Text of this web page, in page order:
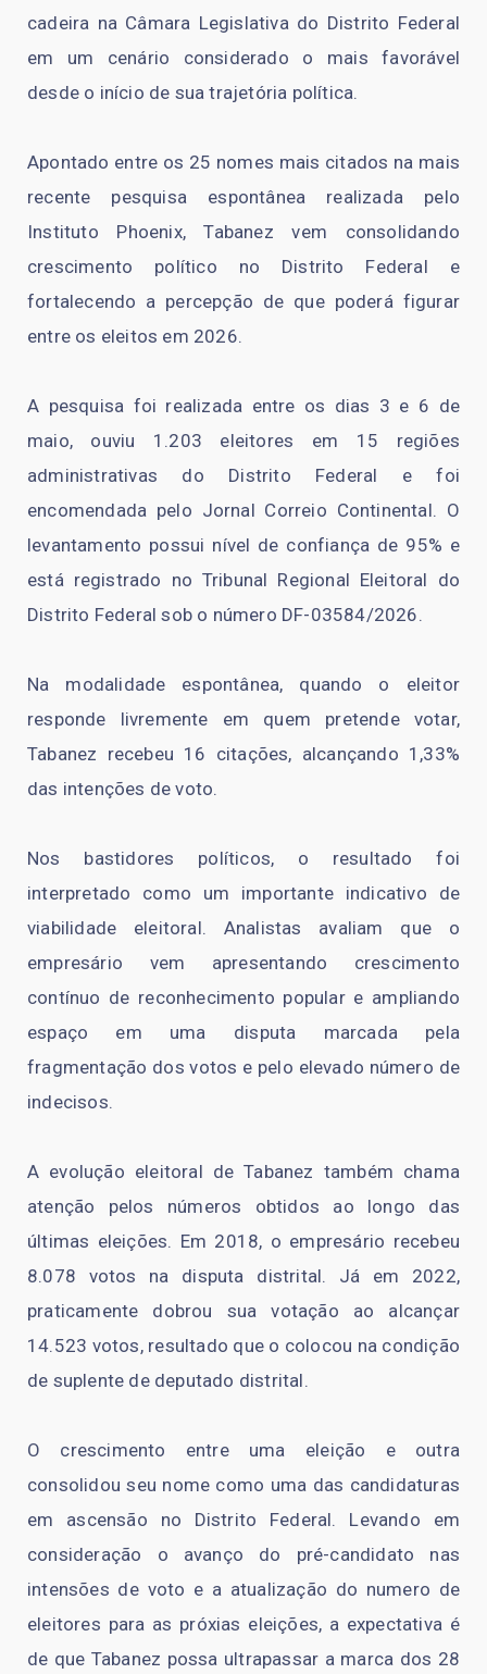
cadeira na Câmara Legislativa do Distrito Federal
em um cenário considerado o mais favorável
desde o início de sua trajetória política.
Apontado entre os 25 nomes mais citados na mais
recente pesquisa espontânea realizada pelo
Instituto Phoenix, Tabanez vem consolidando
crescimento político no Distrito Federal e
fortalecendo a percepção de que poderá figurar
entre os eleitos em 2026.
A pesquisa foi realizada entre os dias 3 e 6 de
maio, ouviu 1.203 eleitores em 15 regiões
administrativas do Distrito Federal e foi
encomendada pelo Jornal Correio Continental. O
levantamento possui nível de confiança de 95% e
está registrado no Tribunal Regional Eleitoral do
Distrito Federal sob o número DF-03584/2026.
Na modalidade espontânea, quando o eleitor
responde livremente em quem pretende votar,
Tabanez recebeu 16 citações, alcançando 1,33%
das intenções de voto.
Nos bastidores políticos, o resultado foi
interpretado como um importante indicativo de
viabilidade eleitoral. Analistas avaliam que o
empresário vem apresentando crescimento
contínuo de reconhecimento popular e ampliando
espaço em uma disputa marcada pela
fragmentação dos votos e pelo elevado número de
indecisos.
A evolução eleitoral de Tabanez também chama
atenção pelos números obtidos ao longo das
últimas eleições. Em 2018, o empresário recebeu
8.078 votos na disputa distrital. Já em 2022,
praticamente dobrou sua votação ao alcançar
14.523 votos, resultado que o colocou na condição
de suplente de deputado distrital.
O crescimento entre uma eleição e outra
consolidou seu nome como uma das candidaturas
em ascensão no Distrito Federal. Levando em
consideração o avanço do pré-candidato nas
intensões de voto e a atualização do numero de
eleitores para as próxias eleições, a expectativa é
de que Tabanez possa ultrapassar a marca dos 28